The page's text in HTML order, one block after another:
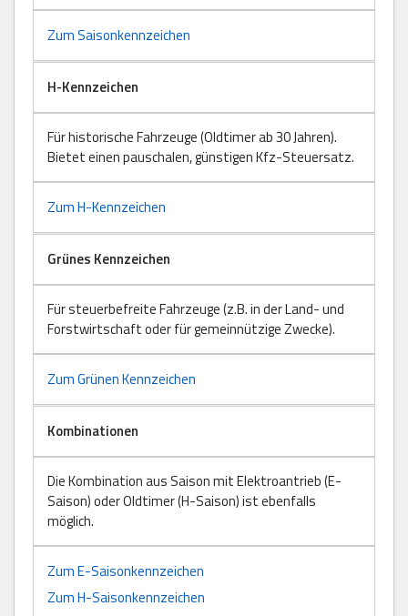
Zum Saisonkennzeichen
H-Kennzeichen
Für historische Fahrzeuge (Oldtimer ab 30 Jahren).
Bietet einen pauschalen, günstigen Kfz-Steuersatz.
Zum H-Kennzeichen
Grünes Kennzeichen
Für steuerbefreite Fahrzeuge (z.B. in der Land- und
Forstwirtschaft oder für gemeinnützige Zwecke).
Zum Grünen Kennzeichen
Kombinationen
Die Kombination aus Saison mit Elektroantrieb (E-
Saison) oder Oldtimer (H-Saison) ist ebenfalls
möglich.
Zum E-Saisonkennzeichen
Zum H-Saisonkennzeichen